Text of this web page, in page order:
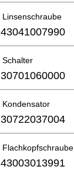
Linsenschraube
43041007990
Schalter
30701060000
Kondensator
30722037004
Flachkopfschraube
43003013991